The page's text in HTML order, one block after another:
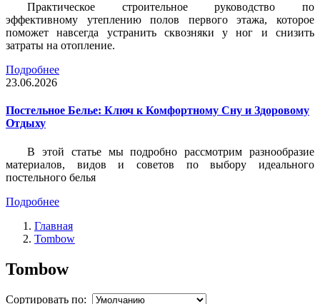
Практическое строительное руководство по
эффективному утеплению полов первого этажа, которое
поможет навсегда устранить сквозняки у ног и снизить
затраты на отопление.
Подробнее
23.06.2026
Постельное Белье: Ключ к Комфортному Сну и Здоровому
Отдыху
В этой статье мы подробно рассмотрим разнообразие
материалов, видов и советов по выбору идеального
постельного белья
Подробнее
Главная
Tombow
Tombow
Сортировать по: